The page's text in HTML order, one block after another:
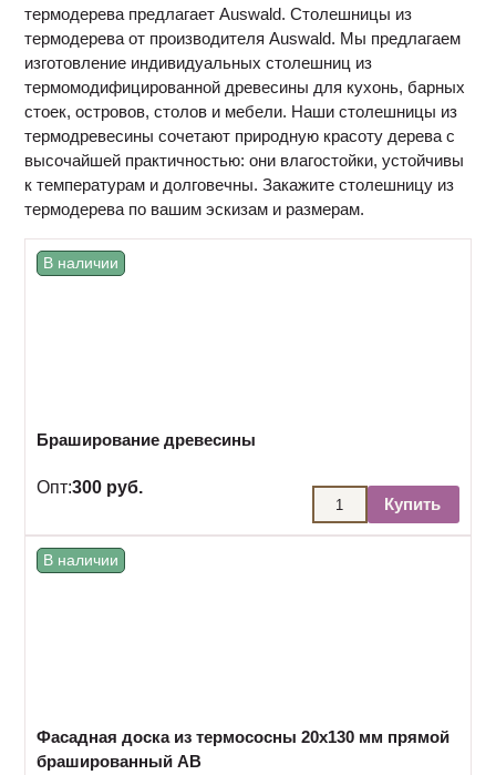
термодерева предлагает Auswald. Столешницы из
термодерева от производителя Auswald. Мы предлагаем
изготовление индивидуальных столешниц из
термомодифицированной древесины для кухонь, барных
стоек, островов, столов и мебели. Наши столешницы из
термодревесины сочетают природную красоту дерева с
высочайшей практичностью: они влагостойки, устойчивы
к температурам и долговечны. Закажите столешницу из
термодерева по вашим эскизам и размерам.
В наличии
Браширование древесины
Опт:300 руб.
Купить
В наличии
Фасадная доска из термососны 20х130 мм прямой
брашированный АВ